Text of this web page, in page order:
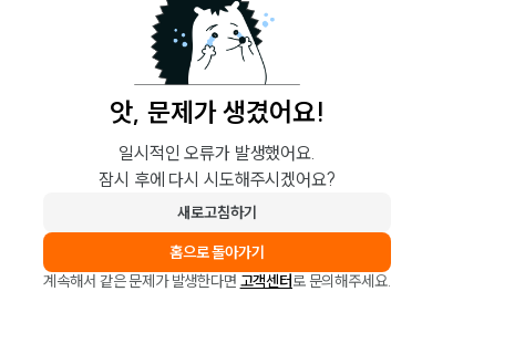
앗, 문제가 생겼어요!
일시적인 오류가 발생했어요.
잠시 후에 다시 시도해주시겠어요?
새로고침하기
홈으로 돌아가기
계속해서 같은 문제가 발생한다면 고객센터로 문의해주세요.